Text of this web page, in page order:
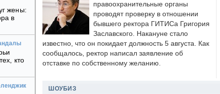
жены:
в
кто
правоохранительные органы
проводят проверку в отношении
бывшего ректора ГИТИСа Григория
Заславского. Накануне стало
известно, что он покидает должность 5 августа. Как
сообщалось, ректор написал заявление об
отставке по собственному желанию.
ШОУБИЗ